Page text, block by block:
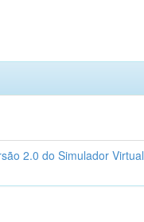
2.0 do Simulador